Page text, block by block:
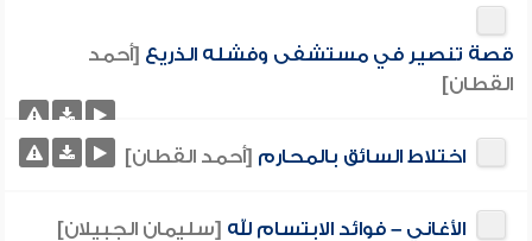
قصة تنصير في مستشفى وفشله الذريع [أحمد
القطان]
اختلاط السائق بالمحارم [أحمد القطان]
الأغاني – فوائد الابتسام لله [سليمان الجبيلان]